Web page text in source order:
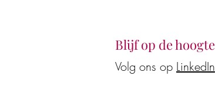
Blijf op de hoogte
Volg ons op LinkedIn